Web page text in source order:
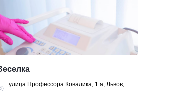
улица Профессора Ковалика, 1 а, Львов,